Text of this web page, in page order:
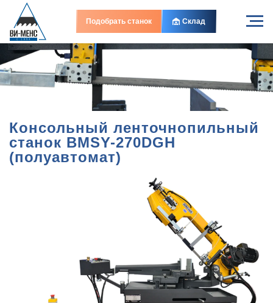
Подобрать станок Склад
Консольный ленточнопильный
станок BMSY-270DGH
(полуавтомат)
В наличии
В наличии